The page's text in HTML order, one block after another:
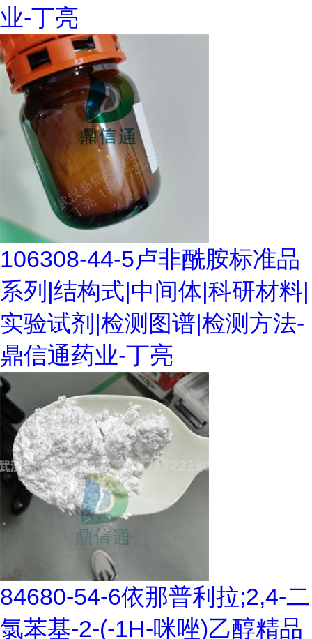
业-丁亮
106308-44-5卢非酰胺标准品
系列|结构式|中间体|科研材料|
实验试剂|检测图谱|检测方法-
鼎信通药业-丁亮
84680-54-6依那普利拉;2,4-二
氯苯基-2-(-1H-咪唑)乙醇精品